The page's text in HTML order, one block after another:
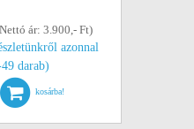
ár: 3.900,- Ft)
azonnal
darab)
kosárba!